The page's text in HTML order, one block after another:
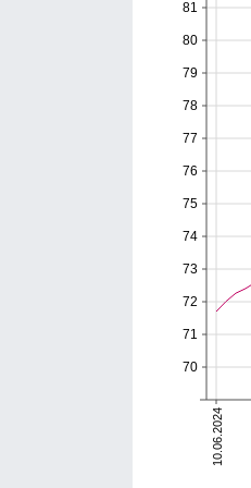
70
71
72
73
74
75
76
77
78
79
80
81
10.06.2024